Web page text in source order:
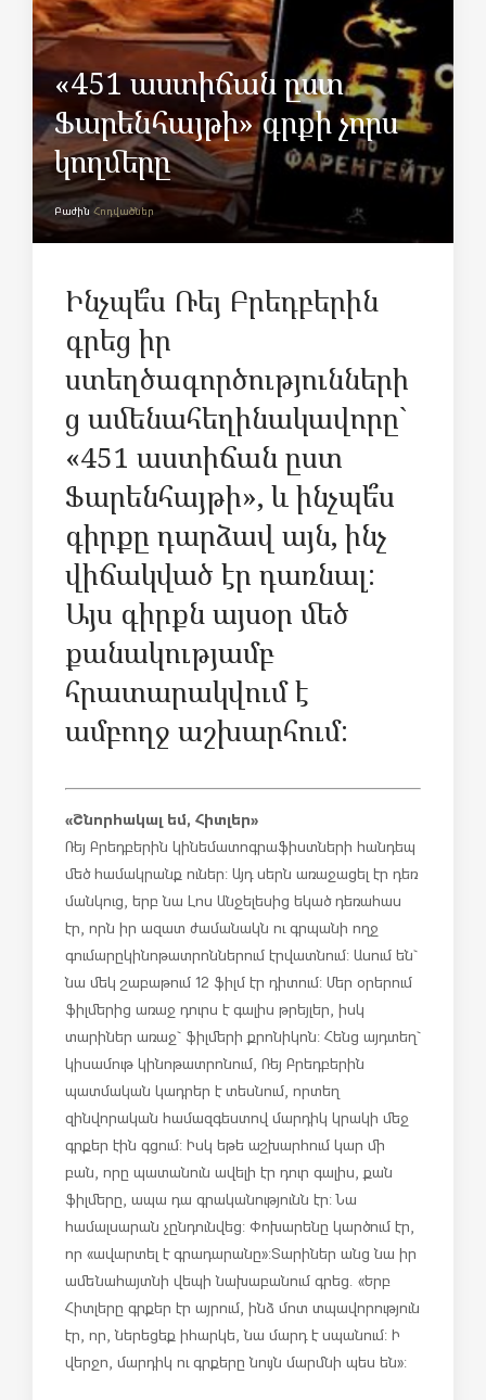
«451 աստիճան ըստ
Ֆարենհայթի» գրքի չորս
կողմերը
Բաժին Հոդվածներ
Ինչպե՞ս Ռեյ Բրեդբերին
գրեց իր
ստեղծագործությունների
ց ամենահեղինակավորը`
«451 աստիճան ըստ
Ֆարենհայթի», և ինչպե՞ս
գիրքը դարձավ այն, ինչ
վիճակված էր դառնալ:
Այս գիրքն այսօր մեծ
քանակությամբ
հրատարակվում է
ամբողջ աշխարհում:
«Շնորհակալ եմ, Հիտլեր»
Ռեյ Բրեդբերին կինեմատոգրաֆիստների հանդեպ
մեծ համակրանք ուներ: Այդ սերն առաջացել էր դեռ
մանկուց, երբ նա Լոս Անջելեսից եկած դեռահաս
էր, որն իր ազատ ժամանակն ու գրպանի ողջ
գումարը կինոթատրոններում էր վատնում: Ասում են`
նա մեկ շաբաթում 12 ֆիլմ էր դիտում: Մեր օրերում
ֆիլմերից առաջ դուրս է գալիս թրեյլեր, իսկ
տարիներ առաջ` ֆիլմերի քրոնիկոն: Հենց այդտեղ`
կիսամութ կինոթատրոնում, Ռեյ Բրեդբերին
պատմական կադրեր է տեսնում, որտեղ
զինվորական համազգեստով մարդիկ կրակի մեջ
գրքեր էին գցում: Իսկ եթե աշխարհում կար մի
բան, որը պատանուն ավելի էր դուր գալիս, քան
ֆիլմերը, ապա դա գրականությունն էր: Նա
համալսարան չընդունվեց: Փոխարենը կարծում էր,
որ «ավարտել է գրադարանը»: Տարիներ անց նա իր
ամենահայտնի վեպի նախաբանում գրեց. «Երբ
Հիտլերը գրքեր էր այրում, ինձ մոտ տպավորություն
էր, որ, ներեցեք իհարկե, նա մարդ է սպանում: Ի
վերջո, մարդիկ ու գրքերը նույն մարմնի պես են»: